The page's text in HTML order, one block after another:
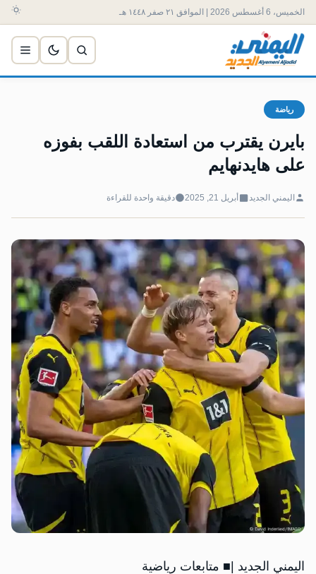
الخميس، 6 أغسطس 2026 | الموافق ٢١ صفر ١٤٤٨ هـ
رياضة
بايرن يقترب من استعادة اللقب بفوزه
على هايدنهايم
اليمني الجديد أبريل 21, 2025 دقيقة واحدة للقراءة
اليمني الجديد |■ متابعات رياضية